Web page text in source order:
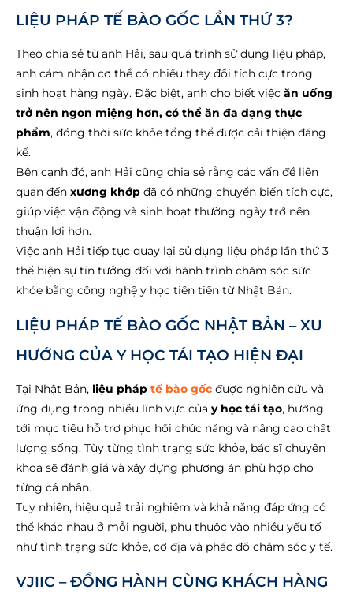
LIỆU PHÁP TẾ BÀO GỐC LẦN THỨ 3?
Theo chia sẻ từ anh Hải, sau quá trình sử dụng liệu pháp,
anh cảm nhận cơ thể có nhiều thay đổi tích cực trong
sinh hoạt hàng ngày. Đặc biệt, anh cho biết việc ăn uống
trở nên ngon miệng hơn, có thể ăn đa dạng thực
phẩm, đồng thời sức khỏe tổng thể được cải thiện đáng
kể.
Bên cạnh đó, anh Hải cũng chia sẻ rằng các vấn đề liên
quan đến xương khớp đã có những chuyển biến tích cực,
giúp việc vận động và sinh hoạt thường ngày trở nên
thuận lợi hơn.
Việc anh Hải tiếp tục quay lại sử dụng liệu pháp lần thứ 3
thể hiện sự tin tưởng đối với hành trình chăm sóc sức
khỏe bằng công nghệ y học tiên tiến từ Nhật Bản.
LIỆU PHÁP TẾ BÀO GỐC NHẬT BẢN – XU
HƯỚNG CỦA Y HỌC TÁI TẠO HIỆN ĐẠI
Tại Nhật Bản, liệu pháp tế bào gốc được nghiên cứu và
ứng dụng trong nhiều lĩnh vực của y học tái tạo, hướng
tới mục tiêu hỗ trợ phục hồi chức năng và nâng cao chất
lượng sống. Tùy từng tình trạng sức khỏe, bác sĩ chuyên
khoa sẽ đánh giá và xây dựng phương án phù hợp cho
từng cá nhân.
Tuy nhiên, hiệu quả trải nghiệm và khả năng đáp ứng có
thể khác nhau ở mỗi người, phụ thuộc vào nhiều yếu tố
như tình trạng sức khỏe, cơ địa và phác đồ chăm sóc y tế.
VJIIC – ĐỒNG HÀNH CÙNG KHÁCH HÀNG